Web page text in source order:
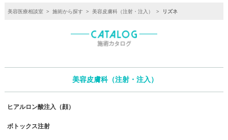
美容医療相談室 > 施術から探す > 美容皮膚科（注射・注入） > リズネ
美容皮膚科（注射・注入）
ヒアルロン酸注入（顔）
ボトックス注射